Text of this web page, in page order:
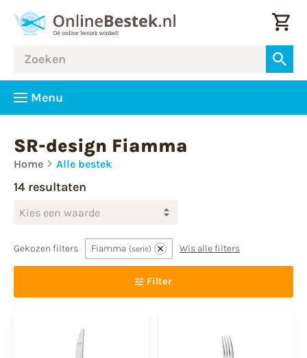
Menu
SR-design Fiamma
Home Alle bestek
14 resultaten
Kies een waarde
Gekozen filters Fiamma serie Wis alle filters
Filter